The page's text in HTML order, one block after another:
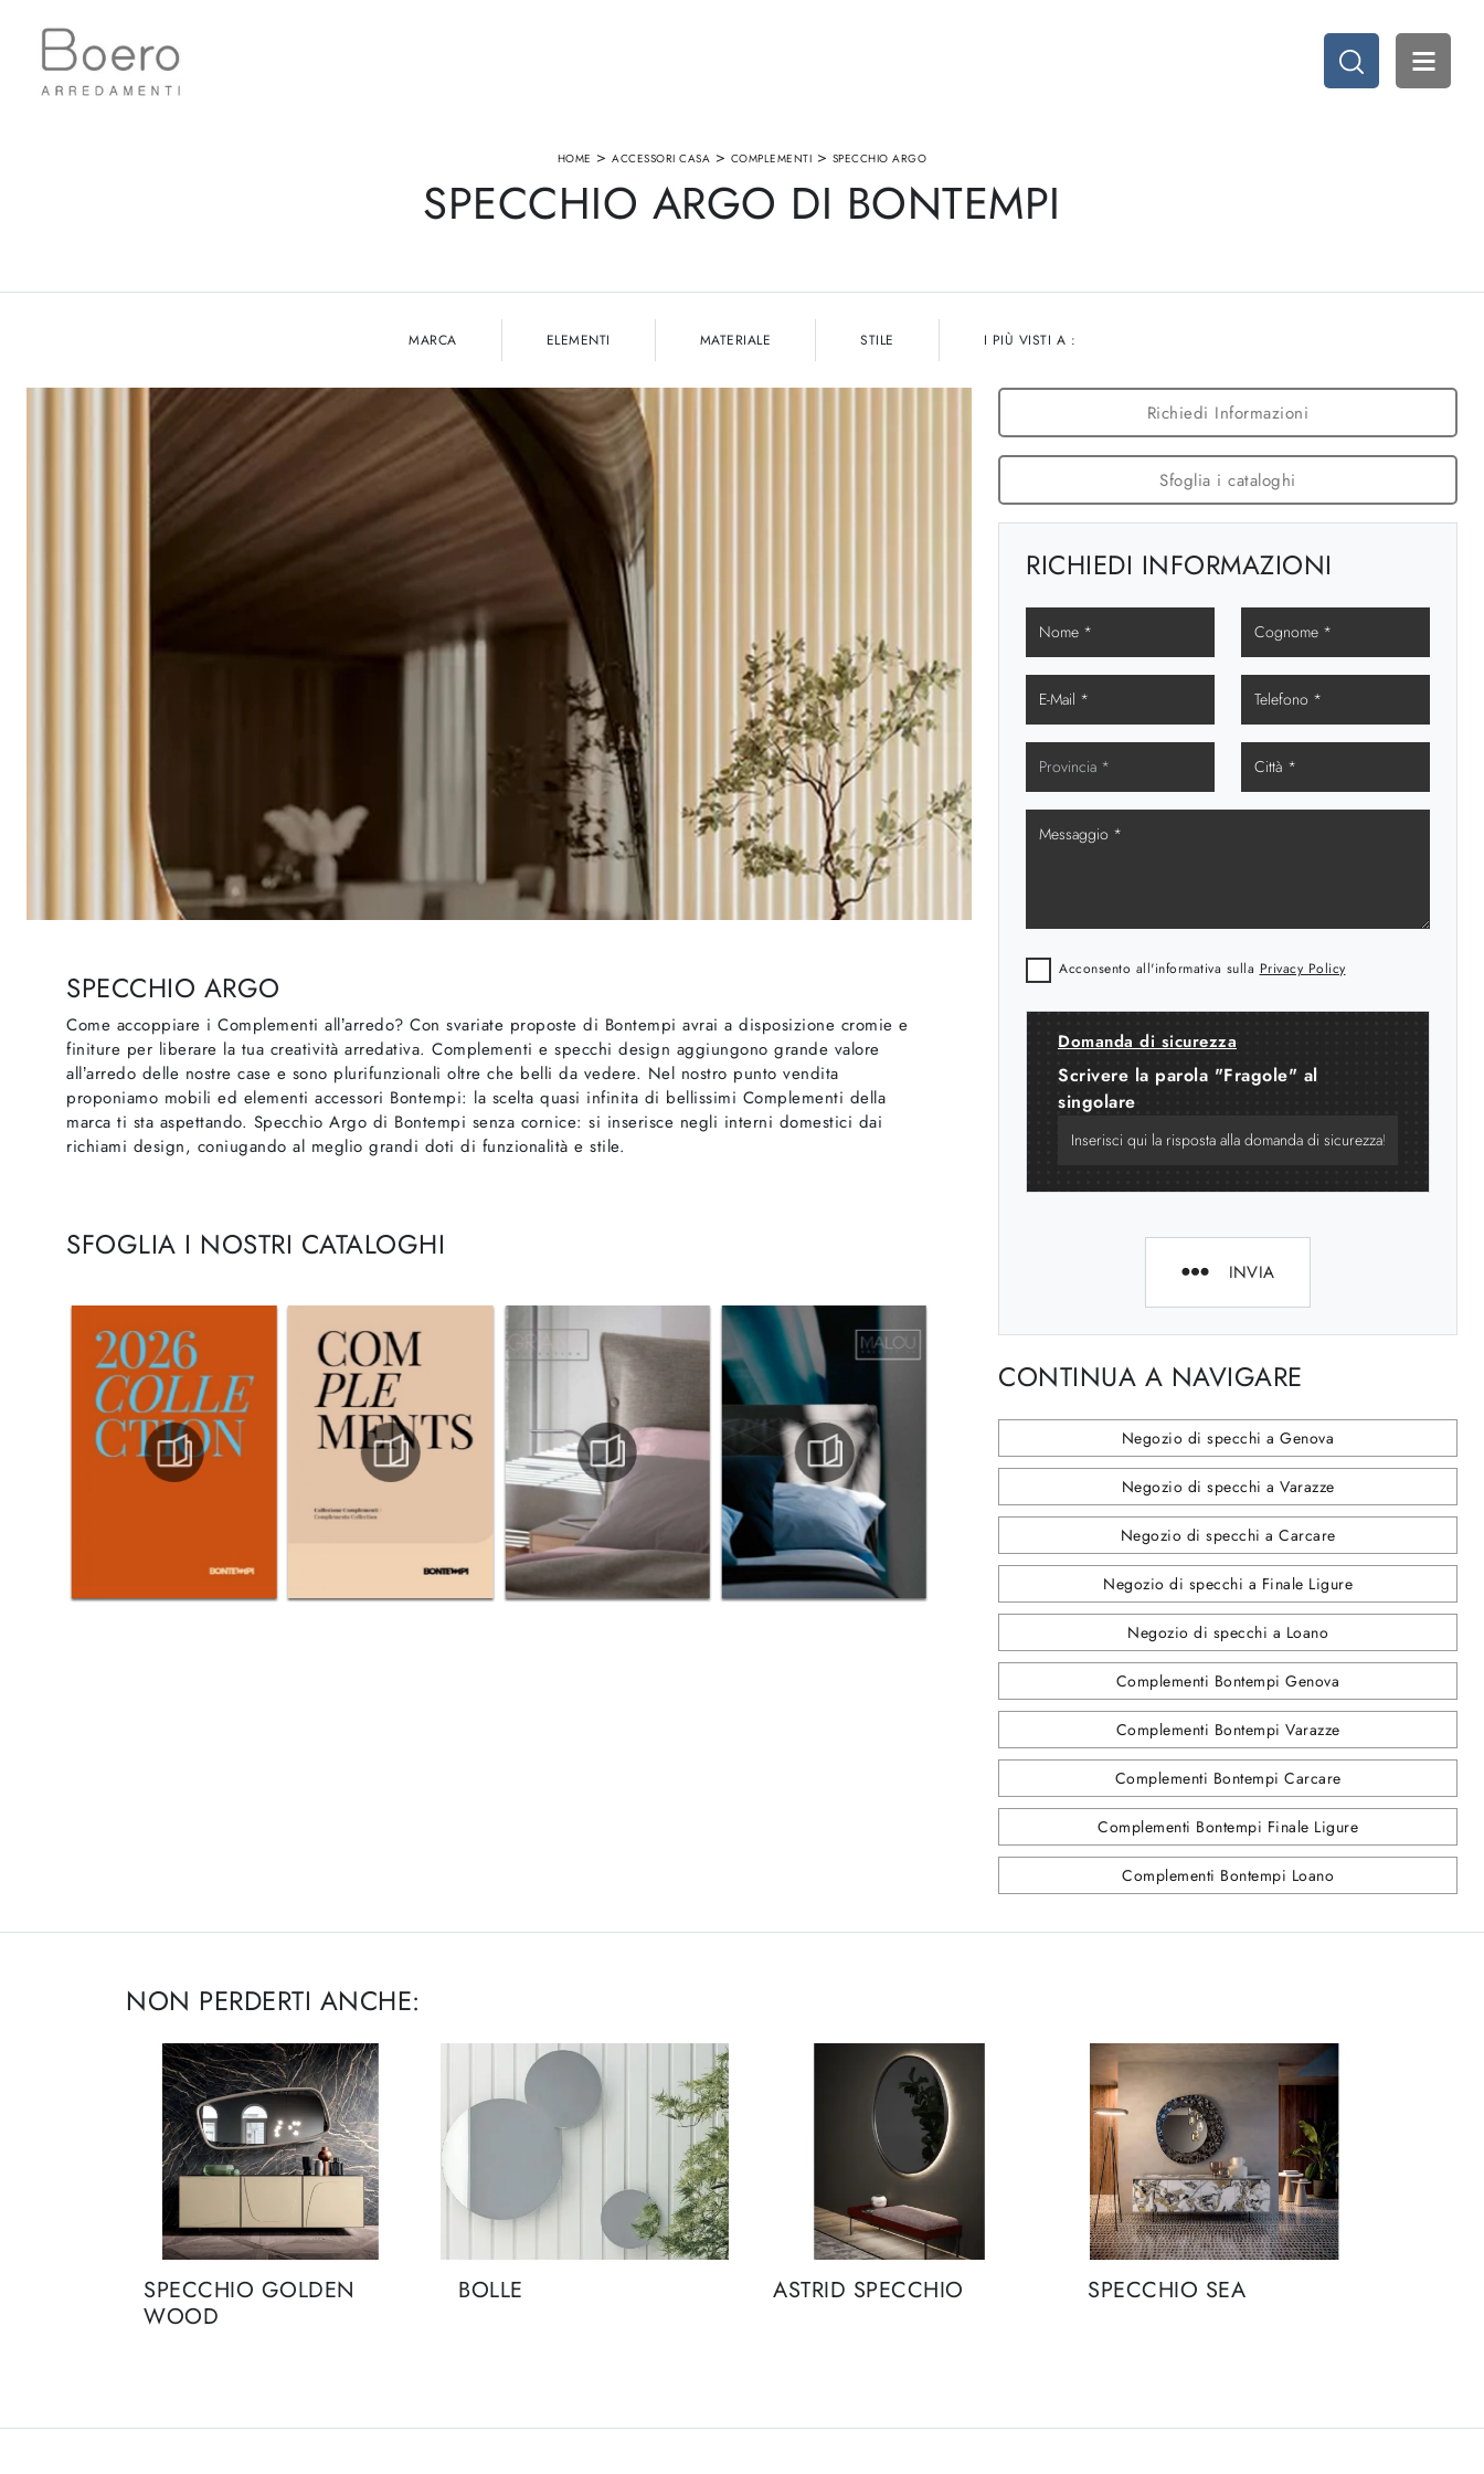
HOME >ACCESSORI CASA > COMPLEMENTI > SPECCHIO ARGO
SPECCHIO ARGO DI BONTEMPI
MARCA ELEMENTI MATERIALE STILE I PIÙ VISTI A :
SPECCHIO ARGO
Come accoppiare i Complementi all’arredo? Con svariate proposte di Bontempi avrai a disposizione cromie e
finiture per liberare la tua creatività arredativa. Complementi e specchi design aggiungono grande valore
all’arredo delle nostre case e sono plurifunzionali oltre che belli da vedere. Nel nostro punto vendita
proponiamo mobili ed elementi accessori Bontempi: la scelta quasi infinita di bellissimi Complementi della
marca ti sta aspettando. Specchio Argo di Bontempi senza cornice: si inserisce negli interni domestici dai
richiami design, coniugando al meglio grandi doti di funzionalità e stile.
SFOGLIA I NOSTRI CATALOGHI
Richiedi Informazioni
Sfoglia i cataloghi
RICHIEDI INFORMAZIONI
Acconsento all'informativa sulla Privacy Policy
Domanda di sicurezza
Scrivere la parola "Fragole" al
singolare
INVIA
CONTINUA A NAVIGARE
Negozio di specchi a Genova
Negozio di specchi a Varazze
Negozio di specchi a Carcare
Negozio di specchi a Finale Ligure
Negozio di specchi a Loano
Complementi Bontempi Genova
Complementi Bontempi Varazze
Complementi Bontempi Carcare
Complementi Bontempi Finale Ligure
Complementi Bontempi Loano
NON PERDERTI ANCHE:
SPECCHIO GOLDEN
WOOD
BOLLE ASTRID SPECCHIO SPECCHIO SEA